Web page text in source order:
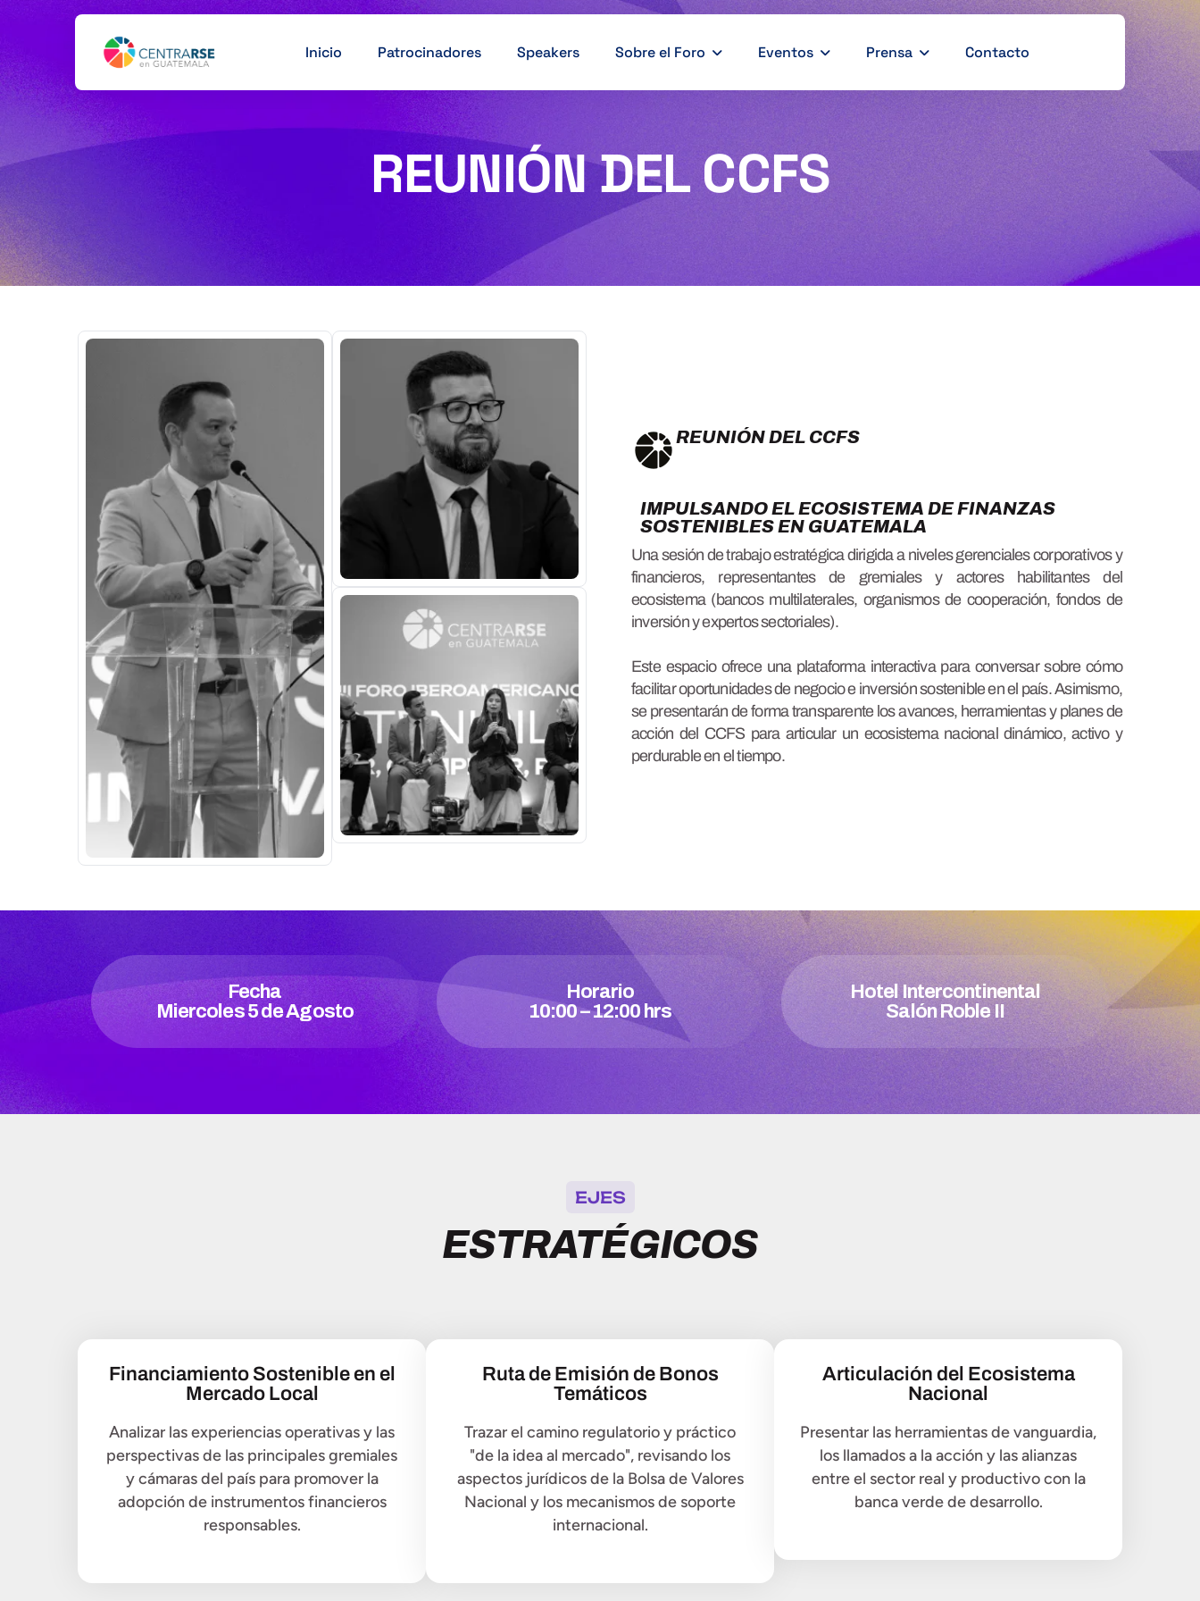
Inicio Patrocinadores Speakers Sobre el Foro Eventos Prensa Contacto
REUNIÓN DEL CCFS
REUNIÓN DEL CCFS
IMPULSANDO EL ECOSISTEMA DE FINANZAS
SOSTENIBLES EN GUATEMALA
Una sesión de trabajo estratégica dirigida a niveles gerenciales corporativos y
financieros, representantes de gremiales y actores habilitantes del
ecosistema (bancos multilaterales, organismos de cooperación, fondos de
inversión y expertos sectoriales).
Este espacio ofrece una plataforma interactiva para conversar sobre cómo
facilitar oportunidades de negocio e inversión sostenible en el país. Asimismo,
se presentarán de forma transparente los avances, herramientas y planes de
acción del CCFS para articular un ecosistema nacional dinámico, activo y
perdurable en el tiempo.
Fecha
Miercoles 5 de Agosto
Horario
10:00 – 12:00 hrs
Hotel Intercontinental
Salón Roble II
EJES
ESTRATÉGICOS
Financiamiento Sostenible en el
Mercado Local
Analizar las experiencias operativas y las
perspectivas de las principales gremiales
y cámaras del país para promover la
adopción de instrumentos financieros
responsables.
Ruta de Emisión de Bonos
Temáticos
Trazar el camino regulatorio y práctico
"de la idea al mercado", revisando los
aspectos jurídicos de la Bolsa de Valores
Nacional y los mecanismos de soporte
internacional.
Articulación del Ecosistema
Nacional
Presentar las herramientas de vanguardia,
los llamados a la acción y las alianzas
entre el sector real y productivo con la
banca verde de desarrollo.